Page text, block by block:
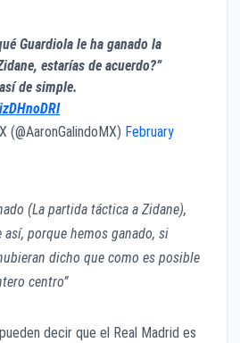
Guardiola le ha ganado la
estarías de acuerdo?”
de simple.
(@AaronGalindoMX) February
(La partida táctica a Zidane),
porque hemos ganado, si
dicho que como es posible
centro”
decir que el Real Madrid es